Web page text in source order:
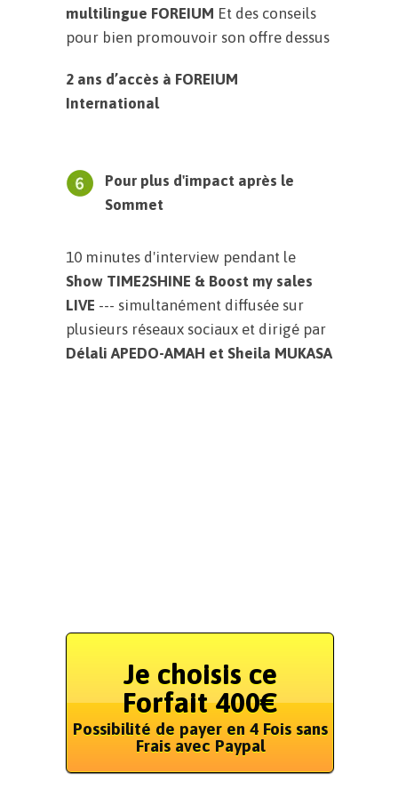
multilingue FOREIUM Et des conseils
pour bien promouvoir son offre dessus
2 ans d’accès à FOREIUM
International
Pour plus d'impact après le
Sommet
10 minutes d'interview pendant le
Show TIME2SHINE & Boost my sales
LIVE --- simultanément diffusée sur
plusieurs réseaux sociaux et dirigé par
Délali APEDO-AMAH et Sheila MUKASA
Je choisis ce
Forfait 400€
Possibilité de payer en 4 Fois sans
Frais avec Paypal